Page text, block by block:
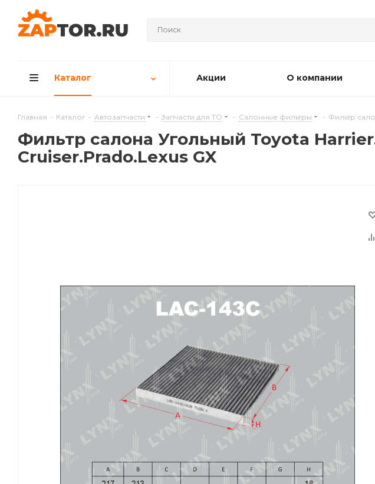
Каталог Акции О компании
Главная - Каталог - Автозапчасти - Запчасти для ТО - Салонные фильтры - Фильтр
Фильтр салона Угольный Toyota
Cruiser.Prado.Lexus GX